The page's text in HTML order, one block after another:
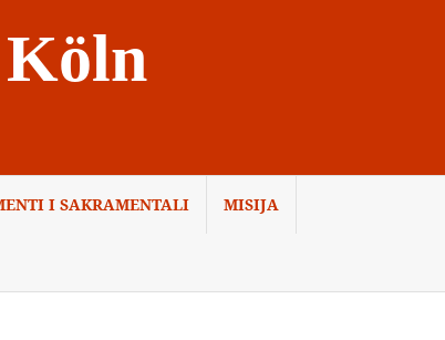
I SAKRAMENTALI MISIJA